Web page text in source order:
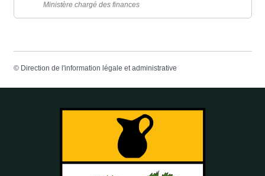
Ministère chargé des finances
© Direction de l'information légale et administrative